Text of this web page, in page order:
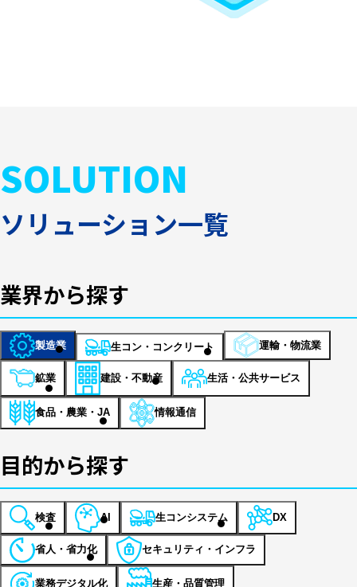
SOLUTION
ソリューション一覧
業界から探す
製造業 生コン・コンクリート 運輸・物流業
鉱業 建設・不動産 生活・公共サービス
食品・農業・JA 情報通信
目的から探す
検査 AI 生コンシステム DX
省人・省力化 セキュリティ・インフラ
業務デジタル化 生産・品質管理